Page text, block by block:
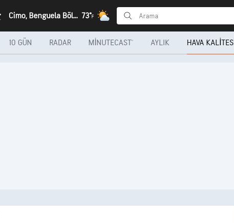
Cimo, Benguela Bölgesi 73°F
10 GÜN RADAR MINUTECAST® AYLIK HAVA KALITESI